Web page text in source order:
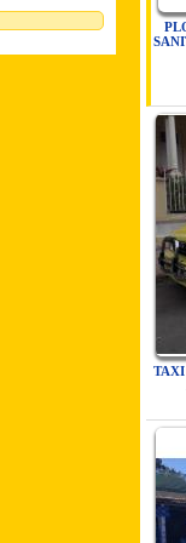
TAXI